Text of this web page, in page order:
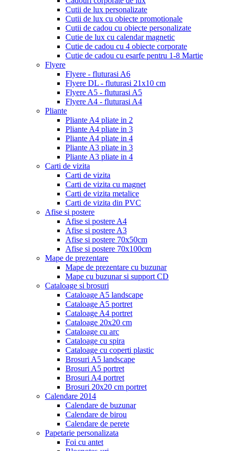
Cutii de lux personalizate
Cutii de lux cu obiecte promotionale
Cutii de cadou cu obiecte personalizate
Cutie de lux cu calendar magnetic
Cutie de cadou cu 4 obiecte corporate
Cutie de cadou cu esarfe pentru 1-8 Martie
Flyere
Flyere - fluturasi A6
Flyere DL - fluturasi 21x10 cm
Flyere A5 - fluturasi A5
Flyere A4 - fluturasi A4
Pliante
Pliante A4 pliate in 2
Pliante A4 pliate in 3
Pliante A4 pliate in 4
Pliante A3 pliate in 3
Pliante A3 pliate in 4
Carti de vizita
Carti de vizita
Carti de vizita cu magnet
Carti de vizita metalice
Carti de vizita din PVC
Afise si postere
Afise si postere A4
Afise si postere A3
Afise si postere 70x50cm
Afise si postere 70x100cm
Mape de prezentare
Mape de prezentare cu buzunar
Mape cu buzunar si support CD
Cataloage si brosuri
Cataloage A5 landscape
Cataloage A5 portret
Cataloage A4 portret
Cataloage 20x20 cm
Cataloage cu arc
Cataloage cu spira
Cataloage cu coperti plastic
Brosuri A5 landscape
Brosuri A5 portret
Brosuri A4 portret
Brosuri 20x20 cm portret
Calendare 2014
Calendare de buzunar
Calendare de birou
Calendare de perete
Papetarie personalizata
Foi cu antet